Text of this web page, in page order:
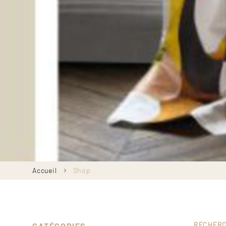
d'Ariane
Accueil Shop